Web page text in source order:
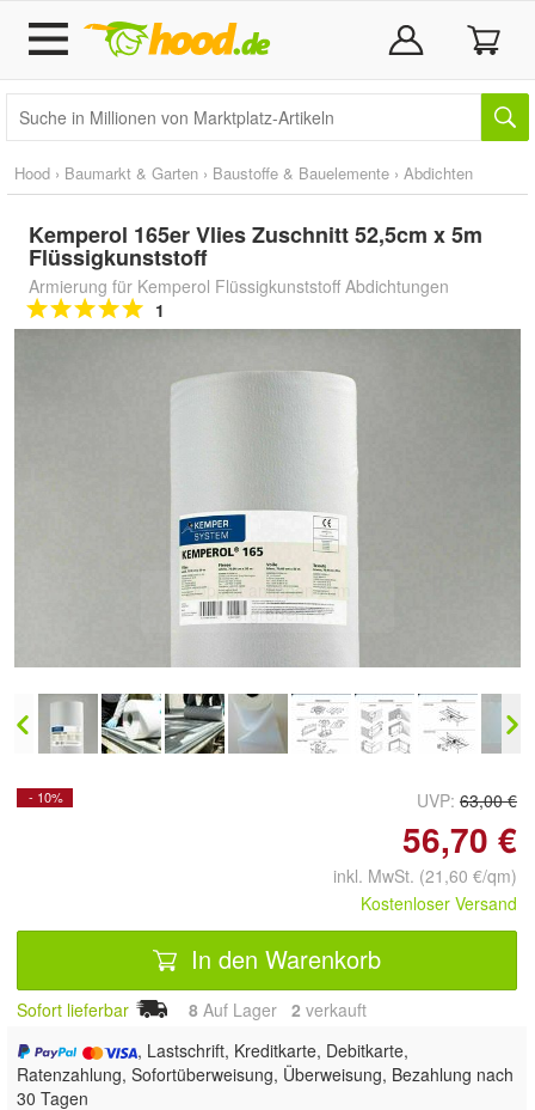
Hood › Baumarkt & Garten › Baustoffe & Bauelemente › Abdichten
Kemperol 165er Vlies Zuschnitt 52,5cm x 5m
Flüssigkunststoff
Armierung für Kemperol Flüssigkunststoff Abdichtungen
1
Doppelt antippen zum
vergrößern
- 10% UVP: 63,00 €
56,70 €
inkl. MwSt. (21,60 €/qm)
Kostenloser Versand
In den Warenkorb
Sofort lieferbar 8 Auf Lager 2 verkauft
, Lastschrift, Kreditkarte, Debitkarte,
Ratenzahlung, Sofortüberweisung, Überweisung, Bezahlung nach
30 Tagen